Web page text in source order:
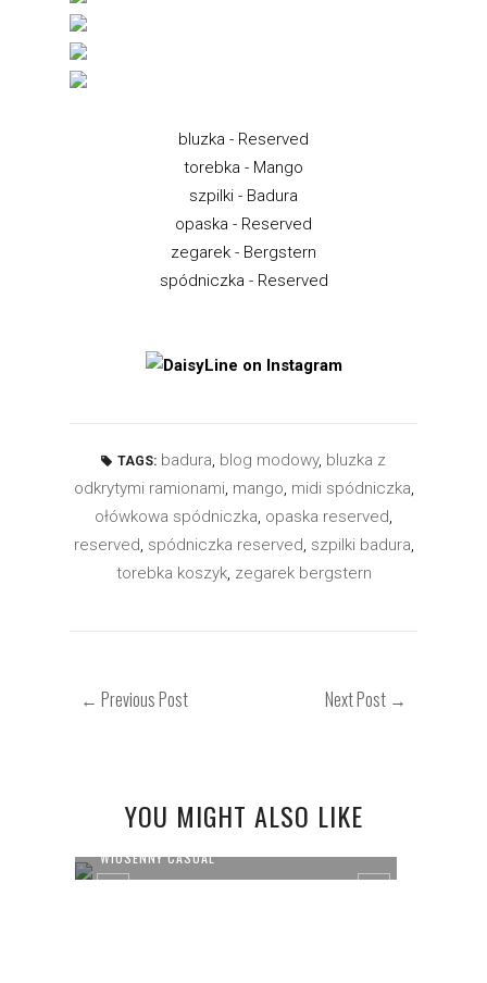
bluzka - Reserved
torebka - Mango
szpilki - Badura
opaska - Reserved
zegarek - Bergstern
spódniczka - Reserved
TAGS: badura, blog modowy, bluzka z
odkrytymi ramionami, mango, midi spódniczka,
ołówkowa spódniczka, opaska reserved,
reserved, spódniczka reserved, szpilki badura,
torebka koszyk, zegarek bergstern
← Previous Post Next Post →
YOU MIGHT ALSO LIKE
WIOSENNY CASUAL